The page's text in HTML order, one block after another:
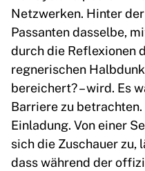
Netzwerken. Hinter
Passanten dasselbe,
durch die Reflexionen
regnerischen
bereichert? – wird. Es
Barriere zu
Einladung. Von einer
sich die Zuschauer zu,
dass während der